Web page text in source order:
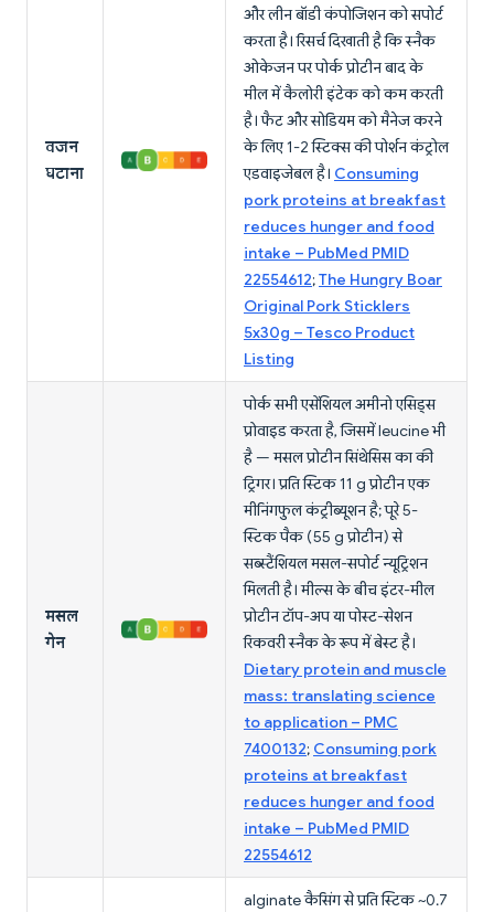
वजन
घटाना
और लीन बॉडी कंपोजिशन को सपोर्ट
करता है। रिसर्च दिखाती है कि स्नैक
ओकेजन पर पोर्क प्रोटीन बाद के
मील में कैलोरी इंटेक को कम करती
है। फैट और सोडियम को मैनेज करने
के लिए 1-2 स्टिक्स की पोर्शन कंट्रोल
एडवाइजेबल है। Consuming
pork proteins at breakfast
reduces hunger and food
intake – PubMed PMID
22554612;The Hungry Boar
Original Pork Sticklers
5x30g – Tesco Product
Listing
मसल
गेन
पोर्क सभी एसेंशियल अमीनो एसिड्स
प्रोवाइड करता है, जिसमें leucine भी
है — मसल प्रोटीन सिंथेसिस का की
ट्रिगर। प्रति स्टिक 11 g प्रोटीन एक
मीनिंगफुल कंट्रीब्यूशन है; पूरे 5-
स्टिक पैक (55 g प्रोटीन) से
सब्स्टैंशियल मसल-सपोर्ट न्यूट्रिशन
मिलती है। मील्स के बीच इंटर-मील
प्रोटीन टॉप-अप या पोस्ट-सेशन
रिकवरी स्नैक के रूप में बेस्ट है।
Dietary protein and muscle
mass: translating science
to application – PMC
7400132; Consuming pork
proteins at breakfast
reduces hunger and food
intake – PubMed PMID
22554612
alginate कैसिंग से प्रति स्टिक ~0.7